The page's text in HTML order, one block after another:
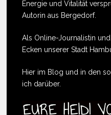
Energie und Vitalität
Autorin aus Bergedorf.
Als Online-Journalistin
Ecken unserer Stadt
Hier im Blog und in den
ich darüber.